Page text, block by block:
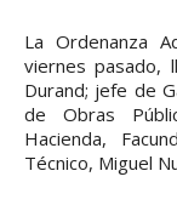
La Ordenanza
viernes pasado,
Durand; jefe de
de Obras
Hacienda,
Técnico, Miguel